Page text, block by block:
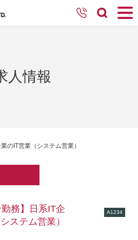
人情報
のIT営業（システム営業）
勤務】日系IT企
ステム営業）
A1234